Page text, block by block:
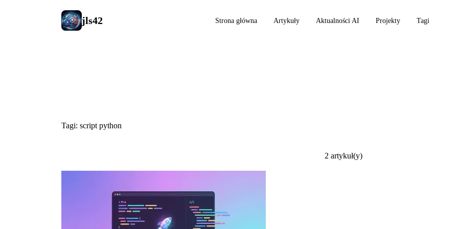
jls42 Strona główna Artykuły Aktualności AI Projekty Tagi
Tagi: script python
2 artykuł(y)